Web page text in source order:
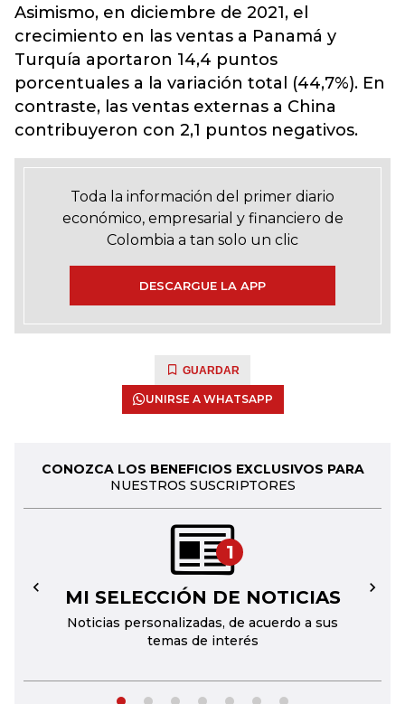
Asimismo, en diciembre de 2021, el
crecimiento en las ventas a Panamá y
Turquía aportaron 14,4 puntos
porcentuales a la variación total (44,7%). En
contraste, las ventas externas a China
contribuyeron con 2,1 puntos negativos.
Toda la información del primer diario
económico, empresarial y financiero de
Colombia a tan solo un clic
DESCARGUE LA APP
GUARDAR
UNIRSE A WHATSAPP
CONOZCA LOS BENEFICIOS EXCLUSIVOS PARA
NUESTROS SUSCRIPTORES
1
MI SELECCIÓN DE NOTICIAS
Noticias personalizadas, de acuerdo a sus
temas de interés
← →